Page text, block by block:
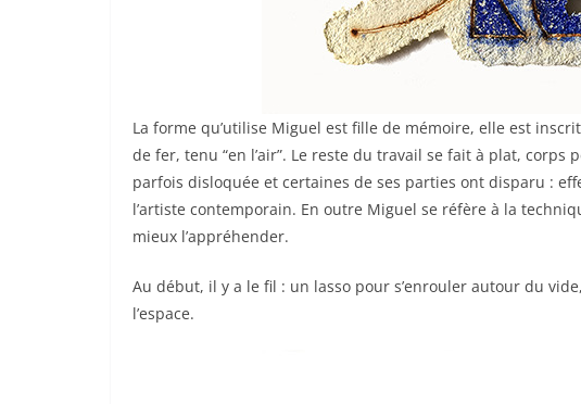
La forme qu’utilise Miguel est fille de mémoire, elle est
de fer, tenu “en l’air”. Le reste du travail se fait à plat, corps
parfois disloquée et certaines de ses parties ont disparu :
l’artiste contemporain. En outre Miguel se réfère à la
mieux l’appréhender.
Au début, il y a le fil : un lasso pour s’enrouler autour du
l’espace.